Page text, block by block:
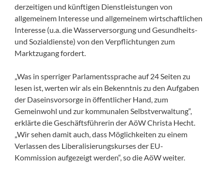
derzeitigen und künftigen Dienstleistungen von
allgemeinem Interesse und allgemeinem wirtschaftlichen
Interesse (u.a. die Wasserversorgung und Gesundheits-
und Sozialdienste) von den Verpflichtungen zum
Marktzugang fordert.
„Was in sperriger Parlamentssprache auf 24 Seiten zu
lesen ist, werten wir als ein Bekenntnis zu den Aufgaben
der Daseinsvorsorge in öffentlicher Hand, zum
Gemeinwohl und zur kommunalen Selbstverwaltung“,
erklärte die Geschäftsführerin der AöW Christa Hecht.
„Wir sehen damit auch, dass Möglichkeiten zu einem
Verlassen des Liberalisierungskurses der EU-
Kommission aufgezeigt werden“, so die AöW weiter.